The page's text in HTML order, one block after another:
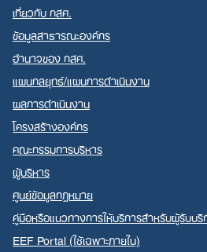
Search
for:
เกี่ยวกับ กสศ.
ข้อมูลสาธารณะองค์กร
อำนาจของ กสศ.
แผนกลยุทธ์/แผนการดำเนินงาน
ผลการดำเนินงาน
โครงสร้างองค์กร
คณะกรรมการบริหาร
ผู้บริหาร
ศูนย์ข้อมูลกฎหมาย
คู่มือหรือแนวทางการให้บริการสำหรับผู้รับบ
EEF Portal (ใช้เฉพาะภายใน)